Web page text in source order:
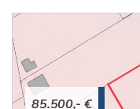
85.500,- €